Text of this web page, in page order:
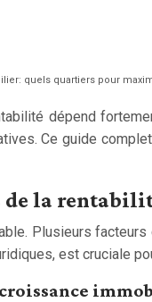
quels quartiers pour
dépend
Ce guide
de la
Plusieurs
est cruciale